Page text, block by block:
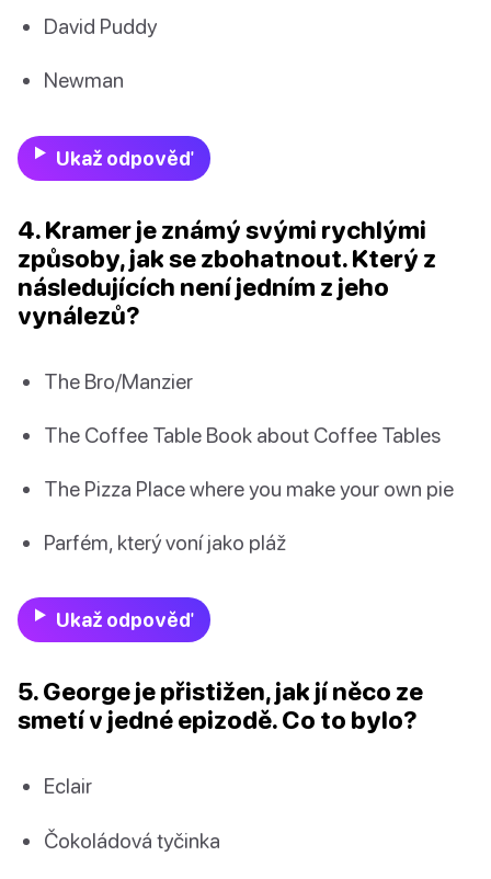
David Puddy
Newman
Ukaž odpověď
4. Kramer je známý svými rychlými
způsoby, jak se zbohatnout. Který z
následujících není jedním z jeho
vynálezů?
The Bro/Manzier
The Coffee Table Book about Coffee Tables
The Pizza Place where you make your own pie
Parfém, který voní jako pláž
Ukaž odpověď
5. George je přistižen, jak jí něco ze
smetí v jedné epizodě. Co to bylo?
Eclair
Čokoládová tyčinka